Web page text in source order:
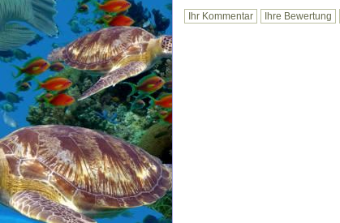
Ihr Kommentar Ihre Bewertung